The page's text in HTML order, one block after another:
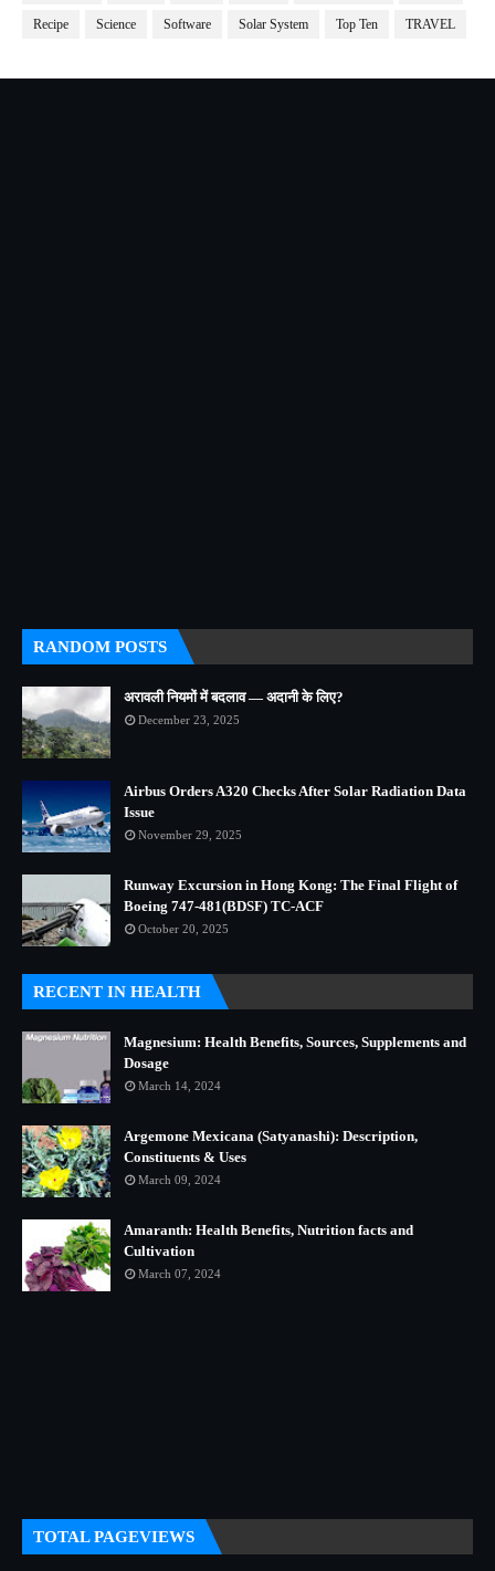
Recipe Science Software Solar System Top Ten TRAVEL
RANDOM POSTS
अरावली नियमों में बदलाव — अदानी के लिए?
December 23, 2025
Airbus Orders A320 Checks After Solar Radiation Data
Issue
November 29, 2025
Runway Excursion in Hong Kong: The Final Flight of
Boeing 747-481(BDSF) TC-ACF
October 20, 2025
RECENT IN HEALTH
Magnesium: Health Benefits, Sources, Supplements and
Dosage
March 14, 2024
Argemone Mexicana (Satyanashi): Description,
Constituents & Uses
March 09, 2024
Amaranth: Health Benefits, Nutrition facts and
Cultivation
March 07, 2024
TOTAL PAGEVIEWS